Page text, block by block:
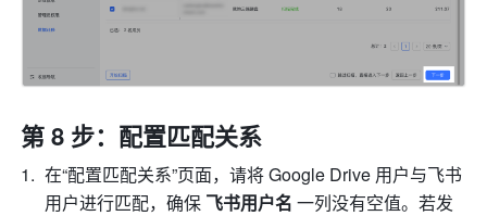
第 8 步：配置匹配关系
在“配置匹配关系”页面，请将 Google Drive 用户与飞书
用户进行匹配，确保 飞书用户名 一列没有空值。若发